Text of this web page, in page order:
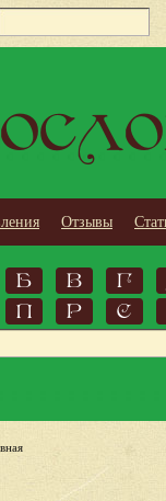
Отзывы
Б В
Г
П Р С